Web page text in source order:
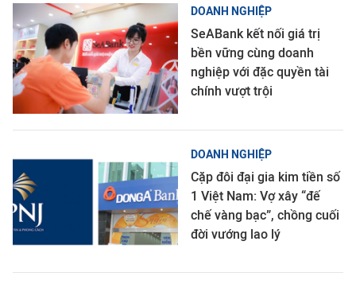
DOANH NGHIỆP
SeABank kết nối giá trị
bền vững cùng doanh
nghiệp với đặc quyền tài
chính vượt trội
DOANH NGHIỆP
Cặp đôi đại gia kim tiền số
1 Việt Nam: Vợ xây “đế
chế vàng bạc”, chồng cuối
đời vướng lao lý